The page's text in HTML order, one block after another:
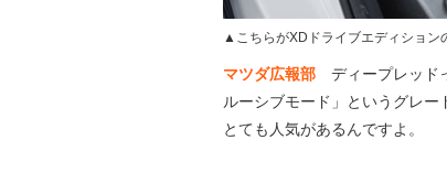
▲こちらがXDドライブエディション
マツダ広報部 ディープレッド
ルーシブモード」というグレ
とても人気があるんですよ。